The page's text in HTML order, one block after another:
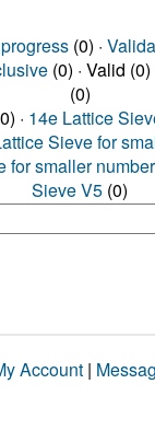
(0) ·
(0) · Valid (0)
(0)
· 14e Lattice
Sieve for
for smaller
Sieve V5 (0)
Account |